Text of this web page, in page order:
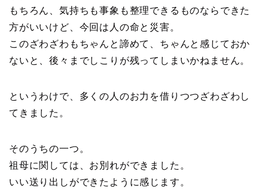
もちろん、気持ちも事象も整理できるものならできた
方がいいけど、今回は人の命と災害。
このざわざわもちゃんと諦めて、ちゃんと感じておか
ないと、後々までしこりが残ってしまいかねません。
というわけで、多くの人のお力を借りつつざわざわし
てきました。
そのうちの一つ。
祖母に関しては、お別れができました。
いい送り出しができたように感じます。